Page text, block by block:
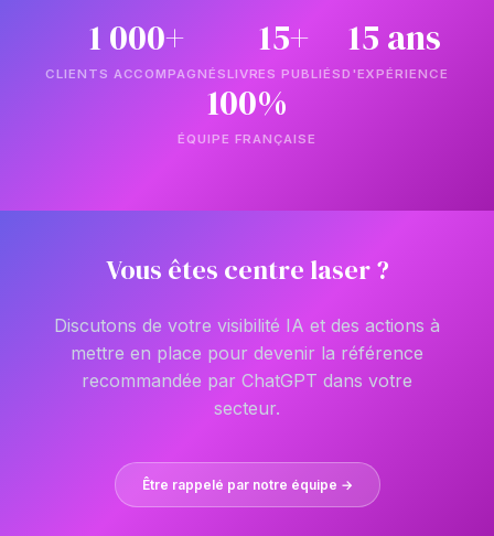
1 000+
CLIENTS ACCOMPAGNÉS
15+
LIVRES PUBLIÉS
15 ans
D'EXPÉRIENCE
100%
ÉQUIPE FRANÇAISE
Vous êtes centre laser ?
Discutons de votre visibilité IA et des actions à
mettre en place pour devenir la référence
recommandée par ChatGPT dans votre
secteur.
Être rappelé par notre équipe →